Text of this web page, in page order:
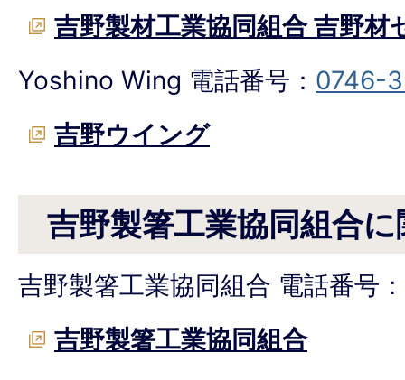
吉野製材工業協同組合 吉野材
Yoshino Wing 電話番号： 0746-
吉野ウイング
吉野製箸工業協同組合
吉野製箸工業協同組合 電話番号：
吉野製箸工業協同組合